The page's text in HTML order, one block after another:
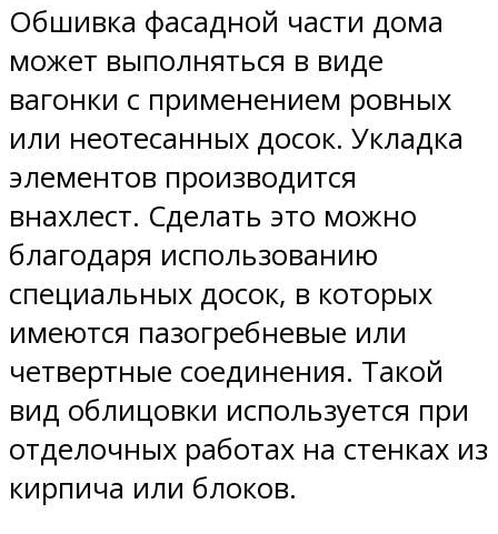
Обшивка фасадной части дома
может выполняться в виде
вагонки с применением ровных
или неотесанных досок. Укладка
элементов производится
внахлест. Сделать это можно
благодаря использованию
специальных досок, в которых
имеются пазогребневые или
четвертные соединения. Такой
вид облицовки используется при
отделочных работах на стенках из
кирпича или блоков.